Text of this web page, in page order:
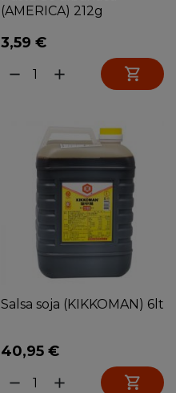
(AMERICA) 212g
3,59 €
remove add 
Salsa soja (KIKKOMAN) 6lt
40,95 €
remove add 